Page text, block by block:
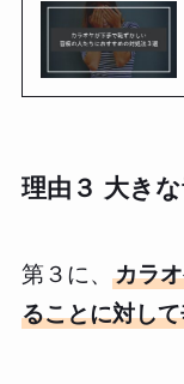
理由３ 大き
第３に、 カラ
ることに対し